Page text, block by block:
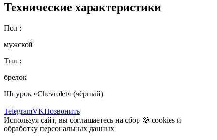
Технические характеристики
Пол :
мужской
Тип :
брелок
Шнурок «Chevrolet» (чёрный)
TelegramVKПозвонить
Используя сайт, вы соглашаетесь на сбор 🍪 cookies и
обработку персональных данных